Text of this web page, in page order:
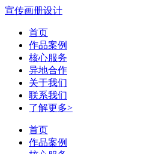
宣传画册设计
首页
作品案例
核心服务
异地合作
关于我们
联系我们
了解更多>
首页
作品案例